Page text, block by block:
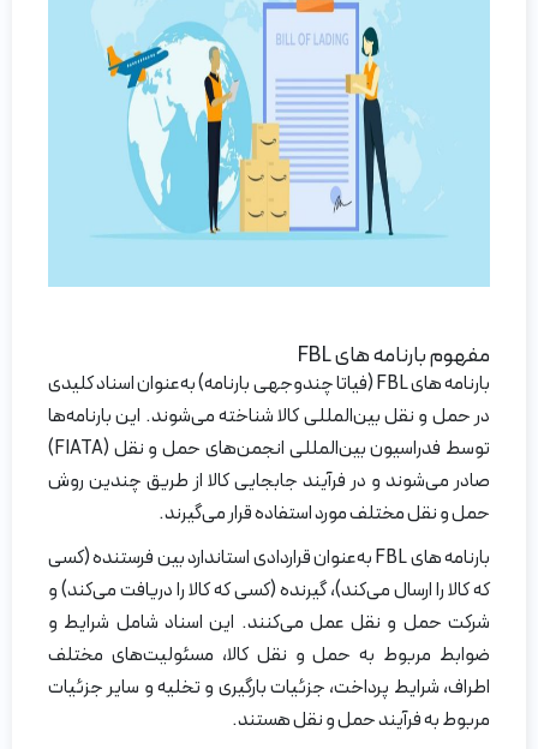
مفهوم بارنامه های FBL
بارنامه های FBL (فیاتا چندوجهی بارنامه) به‌عنوان اسناد کلیدی
در حمل و نقل بین‌المللی کالا شناخته می‌شوند. این بارنامه‌ها
توسط فدراسیون بین‌المللی انجمن‌های حمل و نقل (FIATA)
صادر می‌شوند و در فرآیند جابجایی کالا از طریق چندین روش
حمل و نقل مختلف مورد استفاده قرار می‌گیرند.
بارنامه های FBL به‌عنوان قراردادی استاندارد بین فرستنده (کسی
که کالا را ارسال می‌کند)، گیرنده (کسی که کالا را دریافت می‌کند) و
شرکت حمل و نقل عمل می‌کنند. این اسناد شامل شرایط و
ضوابط مربوط به حمل و نقل کالا، مسئولیت‌های مختلف
اطراف، شرایط پرداخت، جزئیات بارگیری و تخلیه و سایر جزئیات
مربوط به فرآیند حمل و نقل هستند.